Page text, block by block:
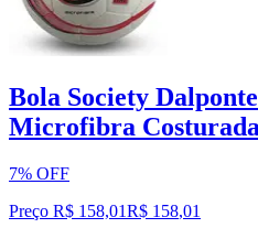
Bola Society
Microfibra
7% OFF
Preço R$ 158,01R$ 158,01